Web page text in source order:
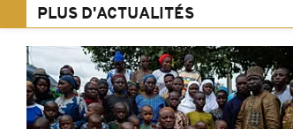
PLUS D'ACTUALITÉS